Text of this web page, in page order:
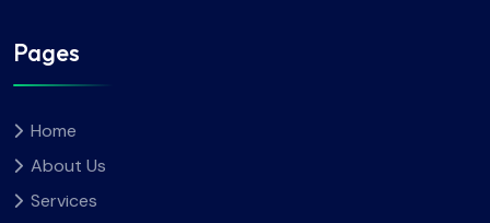
Pages
Home
About Us
Services